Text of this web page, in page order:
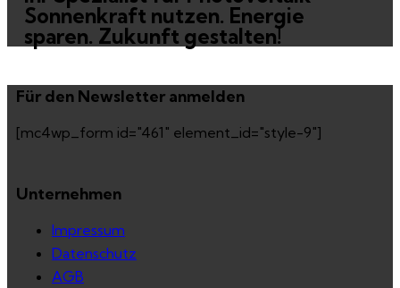
Sonnenkraft nutzen. Energie
sparen. Zukunft gestalten!
Für den Newsletter anmelden
[mc4wp_form id="461" element_id="style-9"]
Unternehmen
Impressum
Datenschutz
AGB